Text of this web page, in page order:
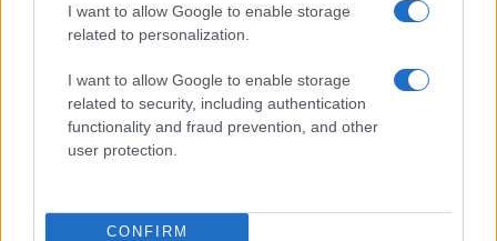
I want to allow Google to enable storage
related to personalization.
I want to allow Google to enable storage
related to security, including authentication
functionality and fraud prevention, and other
user protection.
CONFIRM